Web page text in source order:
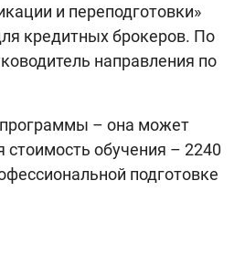
и переподготовки»
кредитных брокеров. По
направления по
программы – она может
стоимость обучения – 2240
подготовке